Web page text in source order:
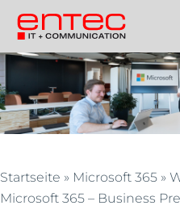
Zum
Inhalt
springen
Cloudweb
Entec
|
Outsourcing
Cloud
Schweiz
Kontakt Suchen
Startseite » Microsoft 365 »
Microsoft 365 – Business